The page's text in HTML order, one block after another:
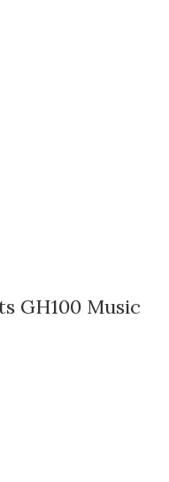
GH100 Music